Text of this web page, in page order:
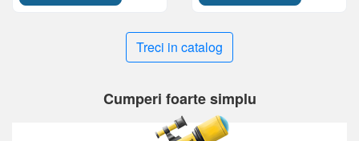
Treci in catalog
Cumperi foarte simplu